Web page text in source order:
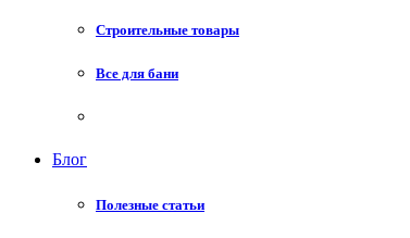
Строительные товары
Все для бани
Блог
Полезные статьи